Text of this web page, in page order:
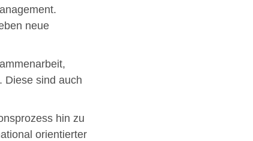
neue
Diese sind auch
hin zu
orientierter